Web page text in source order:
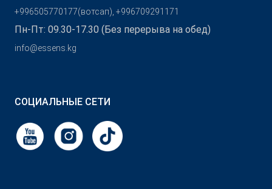
+996505770177(вотсап), +996709291171
Пн-Пт: 09.30-17.30 (Без перерыва на обед)
info@essens.kg
СОЦИАЛЬНЫЕ СЕТИ